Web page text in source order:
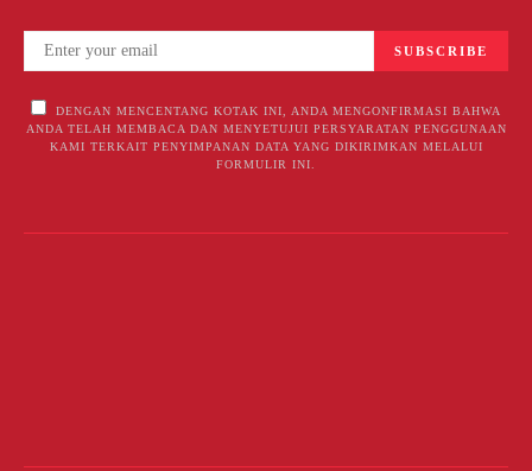
SUBSCRIBE
DENGAN MENCENTANG KOTAK INI, ANDA MENGONFIRMASI BAHWA
ANDA TELAH MEMBACA DAN MENYETUJUI PERSYARATAN PENGGUNAAN
KAMI TERKAIT PENYIMPANAN DATA YANG DIKIRIMKAN MELALUI
FORMULIR INI.